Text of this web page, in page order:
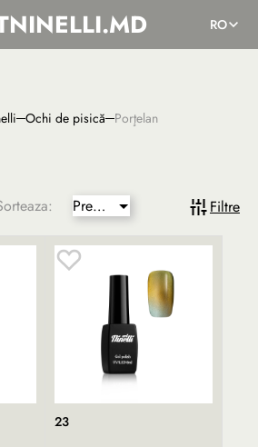
RO
Ochi de pisică Porţelan
Pret
mai
mic
Filtre
23